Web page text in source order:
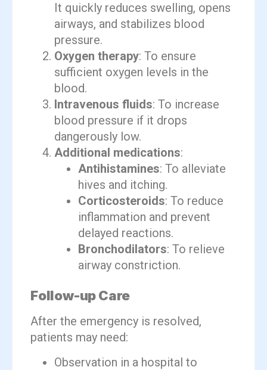
It quickly reduces swelling, opens
airways, and stabilizes blood
pressure.
Oxygen therapy: To ensure
sufficient oxygen levels in the
blood.
Intravenous fluids: To increase
blood pressure if it drops
dangerously low.
Additional medications:
Antihistamines: To alleviate
hives and itching.
Corticosteroids: To reduce
inflammation and prevent
delayed reactions.
Bronchodilators: To relieve
airway constriction.
Follow-up Care
After the emergency is resolved,
patients may need:
Observation in a hospital to